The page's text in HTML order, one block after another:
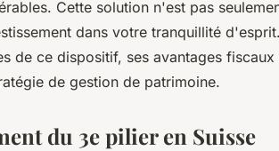
Cette solution n'est pas
dans votre tranquillité
de ce dispositif, ses avantages
de gestion de patrimoine.
du 3e pilier en Suisse